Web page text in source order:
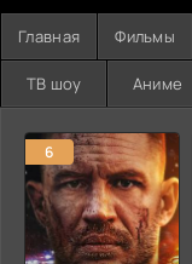
Главная Фильмы
ТВ шоу Аниме
6